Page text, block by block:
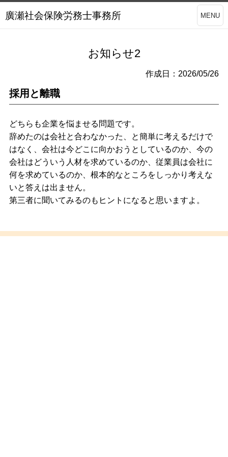
廣瀬社会保険労務士事務所 MENU
お知らせ2
作成日：2026/05/26
採用と離職
どちらも企業を悩ませる問題です。
辞めたのは会社と合わなかった、と簡単に考えるだけで
はなく、会社は今どこに向かおうとしているのか、今の
会社はどういう人材を求めているのか、従業員は会社に
何を求めているのか、根本的なところをしっかり考えな
いと答えは出ません。
第三者に聞いてみるのもヒントになると思いますよ。